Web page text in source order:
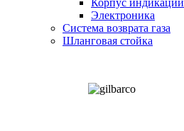
Электроника
Система возврата газа
Шланговая стойка